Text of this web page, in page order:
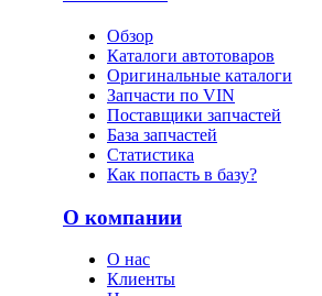
Обзор
Каталоги автотоваров
Оригинальные каталоги
Запчасти по VIN
Поставщики запчастей
База запчастей
Статистика
Как попасть в базу?
О компании
О нас
Клиенты